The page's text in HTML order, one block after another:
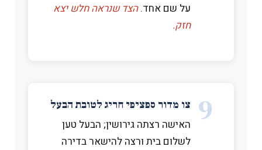
על שם אחד.הצד שנראה חלש יצא
חזק.
9 צו מדור ספציפי חריג לטובת הבעל
האישה רצתה גירושין; הבעל טען
לשלום בית ורצה להישאר בדירה